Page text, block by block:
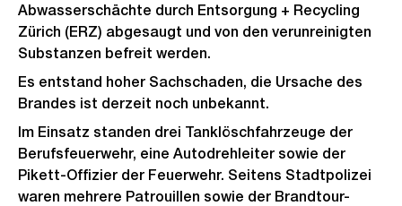
Abwasserschächte durch Entsorgung + Recycling
Zürich (ERZ) abgesaugt und von den verunreinigten
Substanzen befreit werden.
Es entstand hoher Sachschaden, die Ursache des
Brandes ist derzeit noch unbekannt.
Im Einsatz standen drei Tanklöschfahrzeuge der
Berufsfeuerwehr, eine Autodrehleiter sowie der
Pikett-Offizier der Feuerwehr. Seitens Stadtpolizei
waren mehrere Patrouillen sowie der Brandtour-